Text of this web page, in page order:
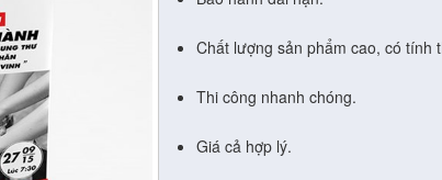
Chất lượng sản phẩm cao, có tính
Thi công nhanh chóng.
Giá cả hợp lý.